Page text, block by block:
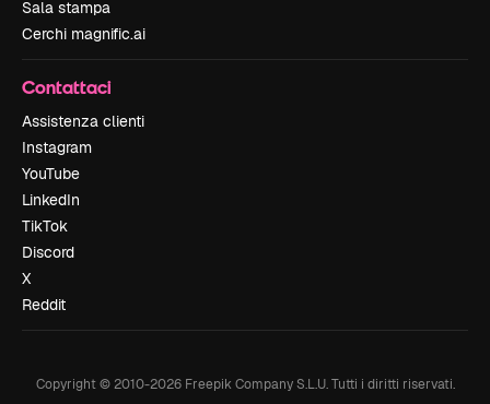
Sala stampa
Cerchi magnific.ai
Contattaci
Assistenza clienti
Instagram
YouTube
LinkedIn
TikTok
Discord
X
Reddit
Copyright © 2010-2026Freepik Company S.L.U. Tutti i diritti riservati.